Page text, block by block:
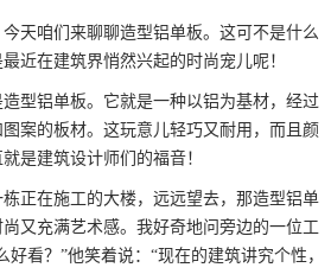
天咱们来聊聊造型铝单板。这可不是什么
近在建筑界悄然兴起的时尚宠儿呢！
型铝单板。它就是一种以铝为基材，经过
案的板材。这玩意儿轻巧又耐用，而且颜
是建筑设计师们的福音！
正在施工的大楼，远远望去，那造型铝单
又充满艺术感。我好奇地问旁边的一位工
好看？”他笑着说：“现在的建筑讲究个性，